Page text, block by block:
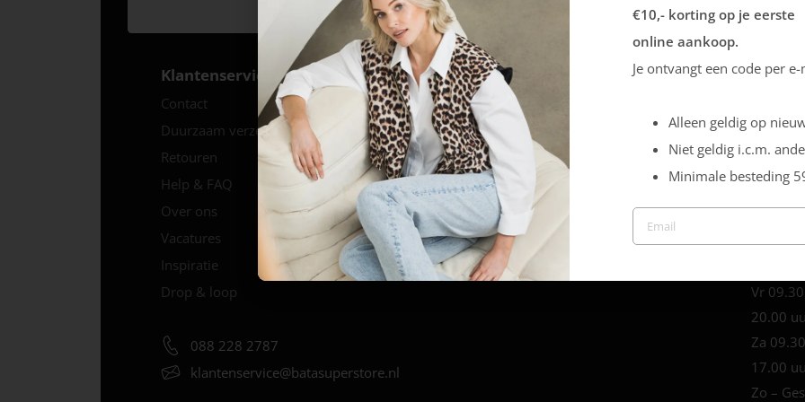
Klantenservice
Contact
Duurzaam verzenden
Retouren
Help & FAQ
Over ons
Vacatures
Inspiratie
Drop & loop
088 228 2787
klantenservice@batasuperstore.nl
Openingstijden
Best
Europaplein 1,
18.00
Di 09.30 –
18.00 uur
Do
Vr
20.00
Za
17.00
Zo –
€10,- korting op je eerste
online aankoop.
Je ontvangt een code per
Alleen geldig op
Niet geldig i.c.m.
Minimale besteding